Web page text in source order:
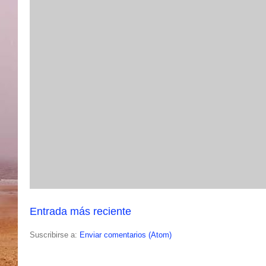
Entrada más reciente
Suscribirse a: Enviar comentarios (Atom)